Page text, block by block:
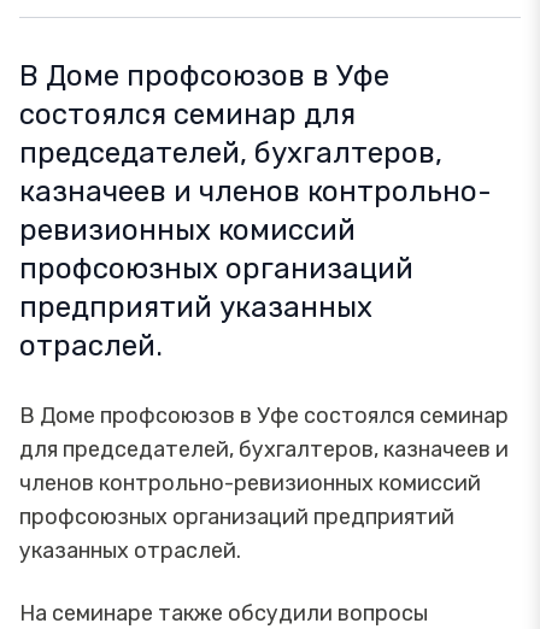
В Доме профсоюзов в Уфе
состоялся семинар для
председателей, бухгалтеров,
казначеев и членов контрольно-
ревизионных комиссий
профсоюзных организаций
предприятий указанных
отраслей.
В Доме профсоюзов в Уфе состоялся семинар
для председателей, бухгалтеров, казначеев и
членов контрольно-ревизионных комиссий
профсоюзных организаций предприятий
указанных отраслей.
На семинаре также обсудили вопросы